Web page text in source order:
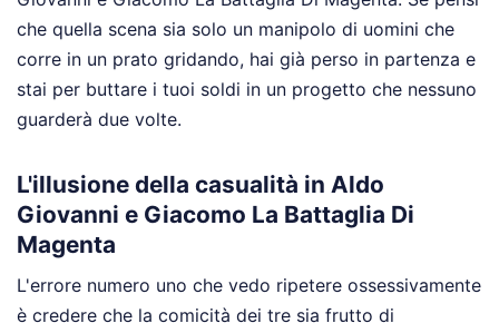
che quella scena sia solo un manipolo di uomini che
corre in un prato gridando, hai già perso in partenza e
stai per buttare i tuoi soldi in un progetto che nessuno
guarderà due volte.
L'illusione della casualità in Aldo
Giovanni e Giacomo La Battaglia Di
Magenta
L'errore numero uno che vedo ripetere ossessivamente
è credere che la comicità dei tre sia frutto di